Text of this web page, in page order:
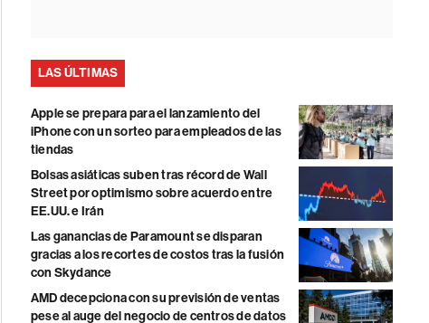
LAS ÚLTIMAS
Apple se prepara para el lanzamiento del
iPhone con un sorteo para empleados de las
tiendas
Bolsas asiáticas suben tras récord de Wall
Street por optimismo sobre acuerdo entre
EE.UU. e Irán
Las ganancias de Paramount se disparan
gracias a los recortes de costos tras la fusión
con Skydance
AMD decepciona con su previsión de ventas
pese al auge del negocio de centros de datos